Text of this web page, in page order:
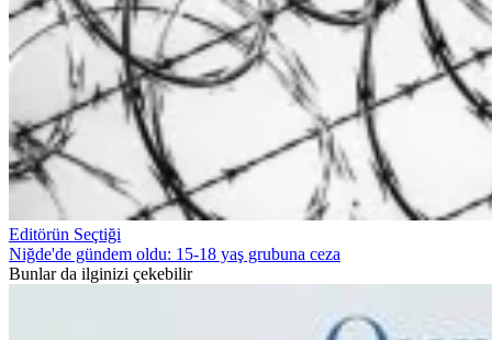
Editörün Seçtiği
Niğde'de gündem oldu: 15-18 yaş grubuna ceza
Bunlar da ilginizi çekebilir